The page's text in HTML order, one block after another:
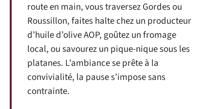
route en main, vous traversez Gordes ou
Roussillon, faites halte chez un producteur
d’huile d’olive AOP, goûtez un fromage
local, ou savourez un pique-nique sous les
platanes. L’ambiance se prête à la
convivialité, la pause s’impose sans
contrainte.